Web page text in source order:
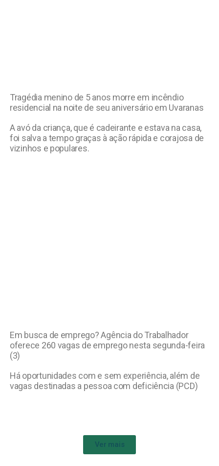
Tragédia menino de 5 anos morre em incêndio
residencial na noite de seu aniversário em Uvaranas
A avó da criança, que é cadeirante e estava na casa,
foi salva a tempo graças à ação rápida e corajosa de
vizinhos e populares.
Em busca de emprego? Agência do Trabalhador
oferece 260 vagas de emprego nesta segunda-feira
(3)
Há oportunidades com e sem experiência, além de
vagas destinadas a pessoa com deficiência (PCD)
Ver mais